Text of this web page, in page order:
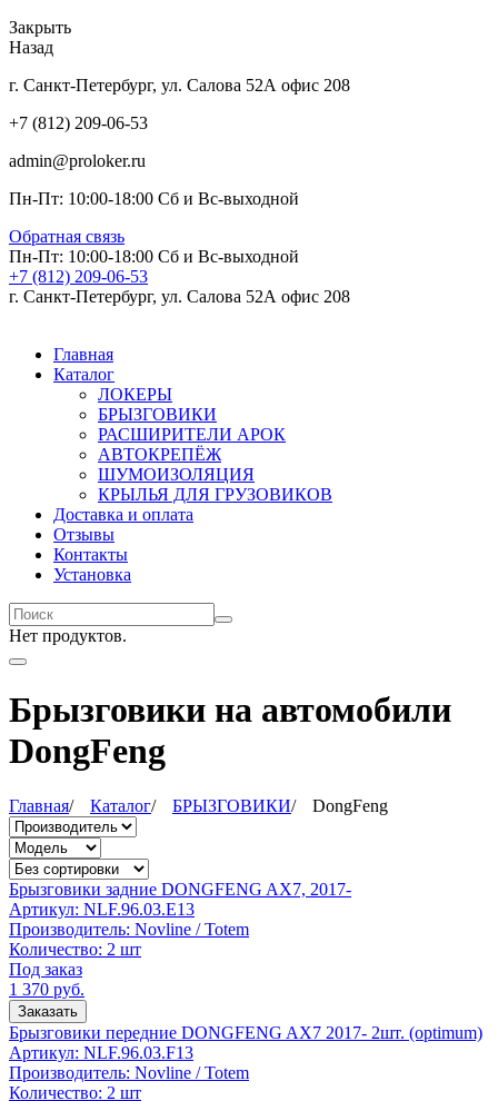
Закрыть
Назад
г. Санкт-Петербург, ул. Салова 52А офис 208
+7 (812) 209-06-53
admin@proloker.ru
Пн-Пт: 10:00-18:00 Сб и Вс-выходной
Обратная связь
Пн-Пт: 10:00-18:00 Сб и Вс-выходной
+7 (812) 209-06-53
г. Санкт-Петербург, ул. Салова 52А офис 208
Главная
Каталог
ЛОКЕРЫ
БРЫЗГОВИКИ
РАСШИРИТЕЛИ АРОК
АВТОКРЕПЁЖ
ШУМОИЗОЛЯЦИЯ
КРЫЛЬЯ ДЛЯ ГРУЗОВИКОВ
Доставка и оплата
Отзывы
Контакты
Установка
Нет продуктов.
Брызговики на автомобили
DongFeng
Главная/ Каталог/ БРЫЗГОВИКИ/ DongFeng
Брызговики задние DONGFENG AX7, 2017-
Артикул: NLF.96.03.E13
Производитель: Novline / Totem
Количество: 2 шт
Под заказ
1 370 руб.
Заказать
Брызговики передние DONGFENG AX7 2017- 2шт. (optimum)
Артикул: NLF.96.03.F13
Производитель: Novline / Totem
Количество: 2 шт